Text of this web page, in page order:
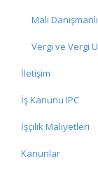
Mali
Vergi ve Vergi
İletişim
İş Kanunu IPC
İşçilik Maliyetleri
Kanunlar